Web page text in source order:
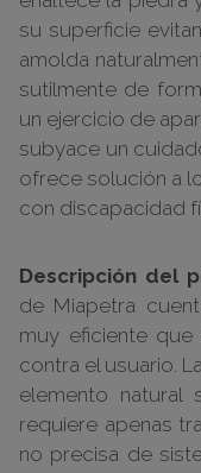
su superficie
amolda
sutilmente de
un ejercicio de
subyace un
ofrece solución a
con discapacidad
Descripción del
de Miapetra
muy eficiente
contra el usuario.
elemento
requiere apenas
no precisa de